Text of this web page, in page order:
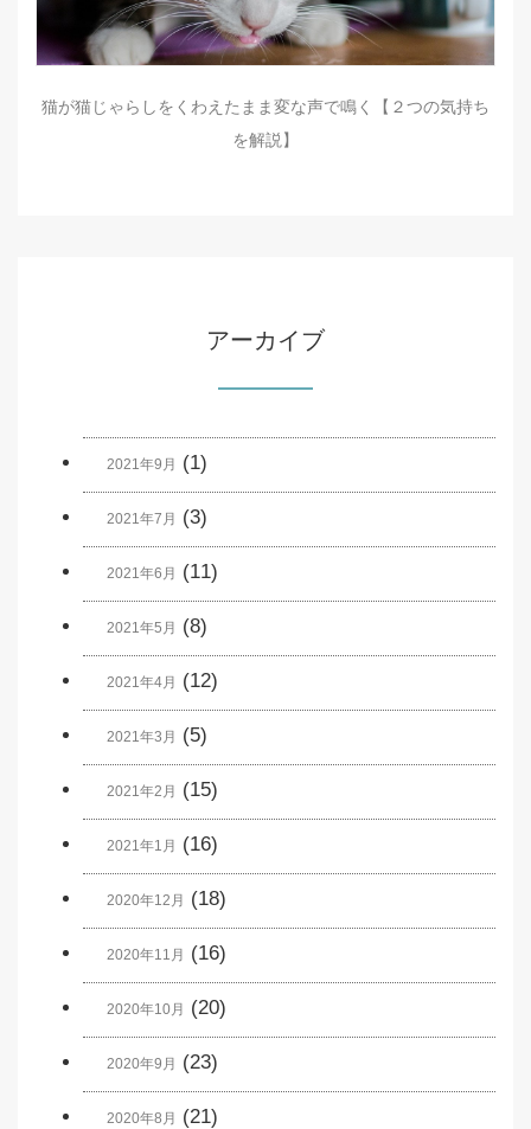
猫が猫じゃらしをくわえたまま変な声で鳴く【２つの気持ち
を解説】
アーカイブ
2021年9月 (1)
2021年7月 (3)
2021年6月 (11)
2021年5月 (8)
2021年4月 (12)
2021年3月 (5)
2021年2月 (15)
2021年1月 (16)
2020年12月 (18)
2020年11月 (16)
2020年10月 (20)
2020年9月 (23)
2020年8月 (21)